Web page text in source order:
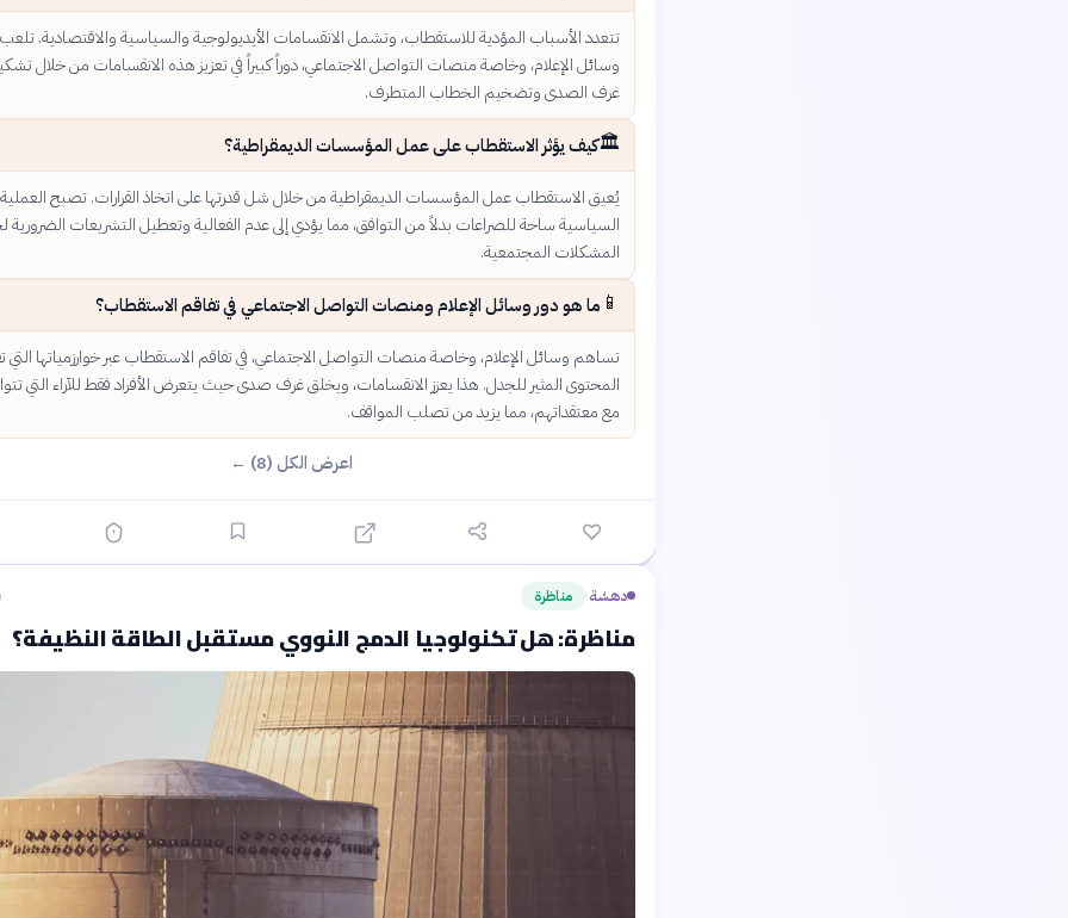
تتعدد الأسباب المؤدية للاستقطاب، وتشمل الانقسامات الأيديولوجية والسياسية والاقتصادية. تلعب
وسائل الإعلام، وخاصة منصات التواصل الاجتماعي، دوراً كبيراً في تعزيز هذه الانقسامات من خلال
غرف الصدى وتضخيم الخطاب المتطرف.
🏛️كيف يؤثر الاستقطاب على عمل المؤسسات الديمقراطية؟
يُعيق الاستقطاب عمل المؤسسات الديمقراطية من خلال شل قدرتها على اتخاذ القرارات. تصبح العملية
السياسية ساحة للصراعات بدلاً من التوافق، مما يؤدي إلى عدم الفعالية وتعطيل التشريعات الضرورية
المشكلات المجتمعية.
📱 ما هو دور وسائل الإعلام ومنصات التواصل الاجتماعي في تفاقم الاستقطاب؟
تساهم وسائل الإعلام، وخاصة منصات التواصل الاجتماعي، في تفاقم الاستقطاب عبر خوارزمياتها
المحتوى المثير للجدل. هذا يعزز الانقسامات، ويخلق غرف صدى حيث يتعرض الأفراد فقط للآراء التي
مع معتقداتهم، مما يزيد من تصلب المواقف.
اعرض الكل (8) ←
دهشة› مناظرة
مناظرة: هل تكنولوجيا الدمج النووي مستقبل الطاقة النظيفة؟